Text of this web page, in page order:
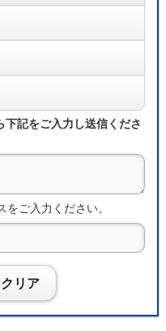
記をご入力し送信くださ
をご入力ください。
クリア